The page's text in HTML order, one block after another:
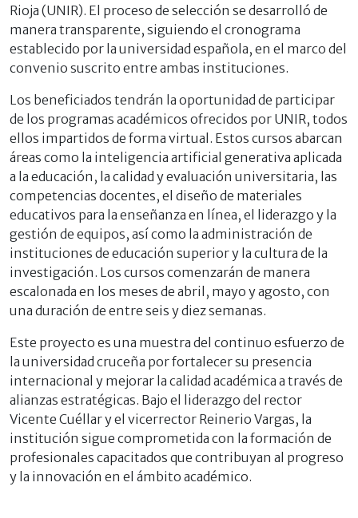
Rioja (UNIR). El proceso de selección se desarrolló de
manera transparente, siguiendo el cronograma
establecido por la universidad española, en el marco del
convenio suscrito entre ambas instituciones.
Los beneficiados tendrán la oportunidad de participar
de los programas académicos ofrecidos por UNIR, todos
ellos impartidos de forma virtual. Estos cursos abarcan
áreas como la inteligencia artificial generativa aplicada
a la educación, la calidad y evaluación universitaria, las
competencias docentes, el diseño de materiales
educativos para la enseñanza en línea, el liderazgo y la
gestión de equipos, así como la administración de
instituciones de educación superior y la cultura de la
investigación. Los cursos comenzarán de manera
escalonada en los meses de abril, mayo y agosto, con
una duración de entre seis y diez semanas.
Este proyecto es una muestra del continuo esfuerzo de
la universidad cruceña por fortalecer su presencia
internacional y mejorar la calidad académica a través de
alianzas estratégicas. Bajo el liderazgo del rector
Vicente Cuéllar y el vicerrector Reinerio Vargas, la
institución sigue comprometida con la formación de
profesionales capacitados que contribuyan al progreso
y la innovación en el ámbito académico.